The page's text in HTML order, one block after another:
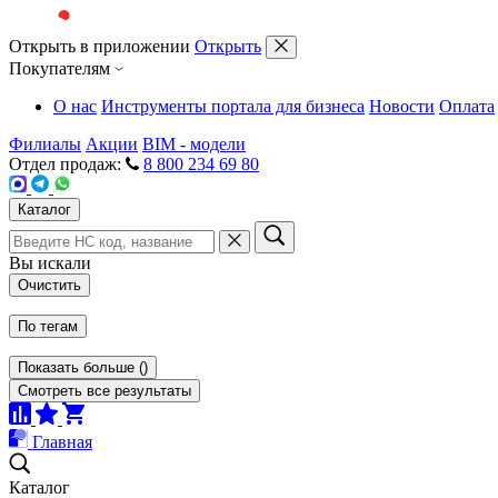
Открыть в приложении Открыть
Покупателям
О нас Инструменты портала для бизнеса Новости Оплата
Филиалы Акции BIM - модели
Отдел продаж:
8 800 234 69 80
Каталог
Вы искали
Очистить
По тегам
Показать больше ()
Смотреть все результаты
Главная
Каталог